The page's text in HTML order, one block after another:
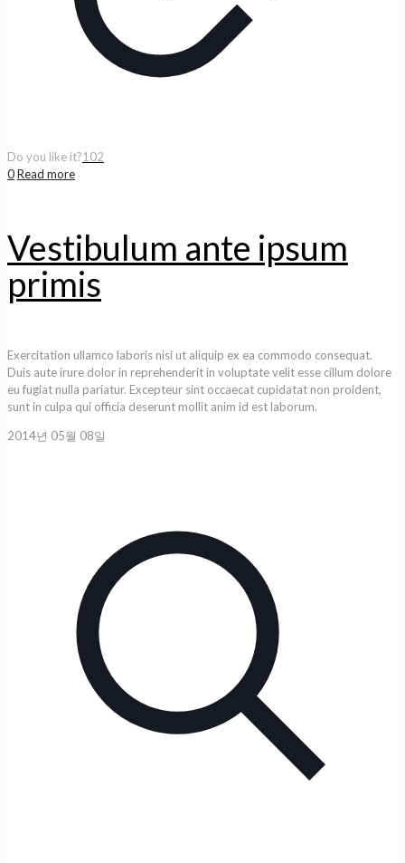
Do you like it?102
0Read more
Vestibulum ante ipsum
primis
Exercitation ullamco laboris nisi ut aliquip ex ea commodo consequat.
Duis aute irure dolor in reprehenderit in voluptate velit esse cillum dolore
eu fugiat nulla pariatur. Excepteur sint occaecat cupidatat non proident,
sunt in culpa qui officia deserunt mollit anim id est laborum.
2014년 05월 08일